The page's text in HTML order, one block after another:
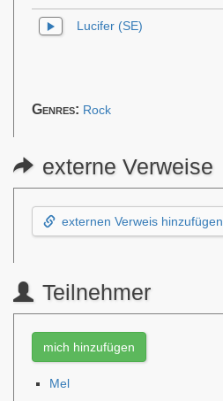
Lucifer (SE)
Genres: Rock
externe Verweise
externen Verweis hinzufügen
Teilnehmer
mich hinzufügen
Mel